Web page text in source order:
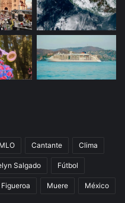
Cantante Clima
Salgado Fútbol
Muere México